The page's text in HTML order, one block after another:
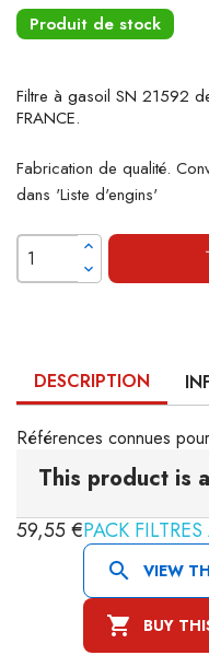
Produit de stock
Filtre à gasoil SN 21592
FRANCE.
Fabrication de qualité.
dans 'Liste d'engins'
DESCRIPTION
Références connues
This product is
PACK
 VIEW
 BUY
59,55 €